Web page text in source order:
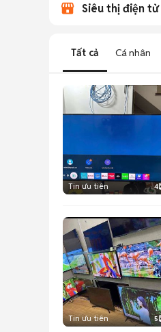
Siêu thị điện tử
Tất cả Cá nhân
Tin ưu tiên 4
Tin ưu tiên 5